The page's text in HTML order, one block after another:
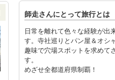
師走さんにとって旅行とは
日常を離れて色々な経験が出
す。寺社巡りとパン屋＆オシ
趣味で穴場スポットを求めて
す。
めざせ全都道府県制覇！